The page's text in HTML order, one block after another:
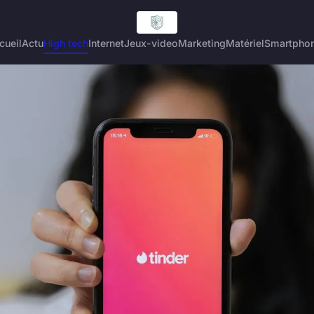
ActuHigh techInternetJeux-videoMarketingMatériel